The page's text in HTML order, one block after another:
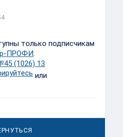
только подписчикам
ПРОФИ.
(1026) 13
или